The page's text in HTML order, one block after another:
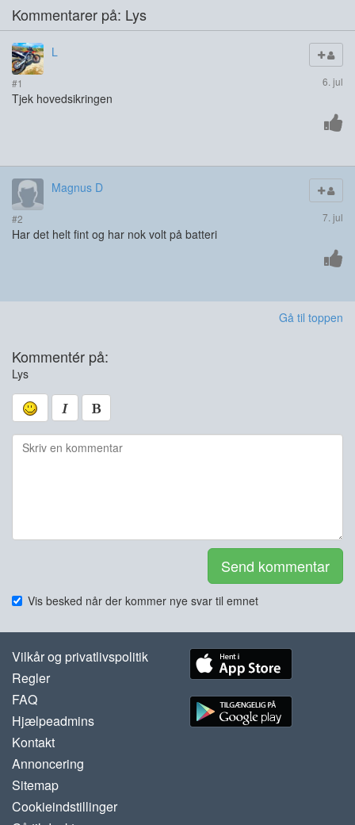
Kommentarer på: Lys
L
#1 6. jul
Tjek hovedsikringen
Magnus D
#2 7. jul
Har det helt fint og har nok volt på batteri
Gå til toppen
Kommentér på:
Lys
Send kommentar
Vis besked når der kommer nye svar til emnet
Vilkår og privatlivspolitik
Regler
FAQ
Hjælpeadmins
Kontakt
Annoncering
Sitemap
Cookieindstillinger